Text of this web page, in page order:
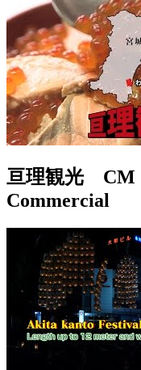
亘理観光 CM
Commercial